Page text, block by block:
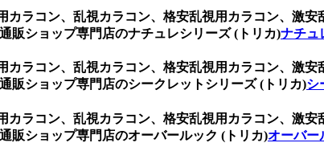
カラコン、乱視カラコン、格安乱視用カラコン、激
販ショップ専門店のナチュレシリーズ (トリカ)ナチュ
カラコン、乱視カラコン、格安乱視用カラコン、激
販ショップ専門店のシークレットシリーズ (トリカ)シ
カラコン、乱視カラコン、格安乱視用カラコン、激
販ショップ専門店のオーバールック (トリカ)オーバー